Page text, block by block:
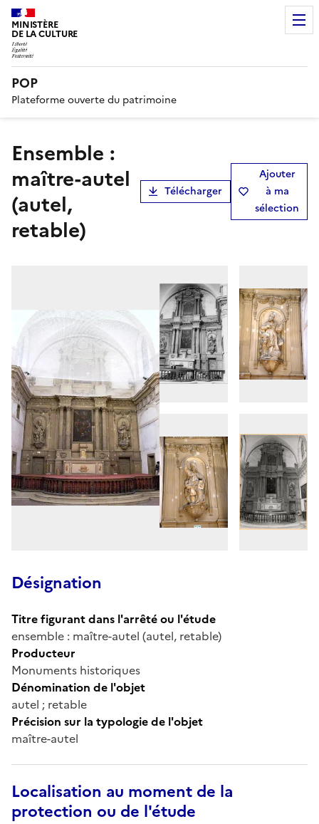
MINISTÈRE
DE LA CULTURE
POP
Plateforme ouverte du patrimoine
ensemble :
maître-autel
(autel,
retable)
Télécharger
Ajouter
à ma
sélection
Désignation
Titre figurant dans l'arrêté ou l'étude
ensemble : maître-autel (autel, retable)
Producteur
Monuments historiques
Dénomination de l'objet
autel ; retable
Précision sur la typologie de l'objet
maître-autel
Localisation au moment de la
protection ou de l'étude